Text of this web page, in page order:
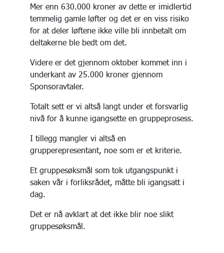
Mer enn 630.000 kroner av dette er imidlertid
temmelig gamle løfter og det er en viss risiko
for at deler løftene ikke ville bli innbetalt om
deltakerne ble bedt om det.
Videre er det gjennom oktober kommet inn i
underkant av 25.000 kroner gjennom
Sponsoravtaler.
Totalt sett er vi altså langt under et forsvarlig
nivå for å kunne igangsette en gruppeprosess.
I tillegg mangler vi altså en
grupperepresentant, noe som er et kriterie.
Et gruppesøksmål som tok utgangspunkt i
saken vår i forliksrådet, måtte bli igangsatt i
dag.
Det er nå avklart at det ikke blir noe slikt
gruppesøksmål.